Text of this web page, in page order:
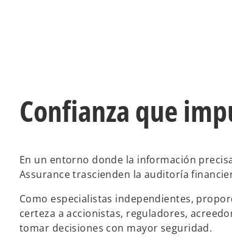
Confianza que
En un entorno donde la información
Assurance trascienden la auditoría
Como especialistas independientes,
certeza a accionistas, reguladores,
tomar decisiones con mayor seguridad.